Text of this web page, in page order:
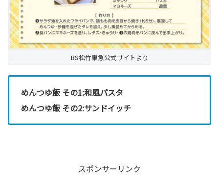
BS松竹東急公式サイトより
めんつゆ飯 その1:和風パスタ
めんつゆ飯 その2:サンドイッチ
スポンサーリンク